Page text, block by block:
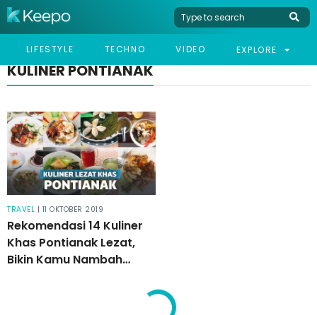
LIFESTYLE TECHNO VIDEO EXPLORE
KULINER PONTIANAK
TRAVEL | 11 OKTOBER 2019
Rekomendasi 14 Kuliner
Khas Pontianak Lezat,
Bikin Kamu Nambah